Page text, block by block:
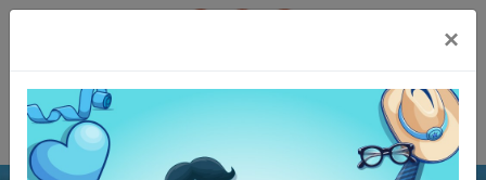
t.src=v;s=b.getElementsByTagName(e)[0];
×